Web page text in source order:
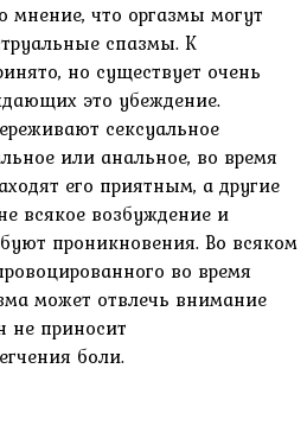
мнение, что оргазмы могут
спазмы. К
но существует очень
это убеждение.
сексуальное
или анальное, во время
его приятным, а другие
всякое возбуждение и
проникновения. Во всяком
во время
может отвлечь внимание
приносит
боли.